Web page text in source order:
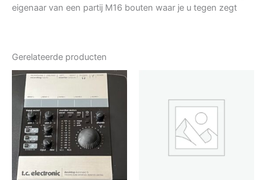
eigenaar van een partij M16 bouten waar je u tegen zegt
Gerelateerde producten